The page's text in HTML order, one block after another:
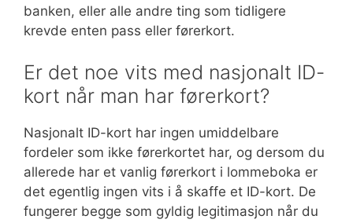
banken, eller alle andre ting som tidligere
krevde enten pass eller førerkort.
Er det noe vits med nasjonalt ID-
kort når man har førerkort?
Nasjonalt ID-kort har ingen umiddelbare
fordeler som ikke førerkortet har, og dersom du
allerede har et vanlig førerkort i lommeboka er
det egentlig ingen vits i å skaffe et ID-kort. De
fungerer begge som gyldig legitimasjon når du